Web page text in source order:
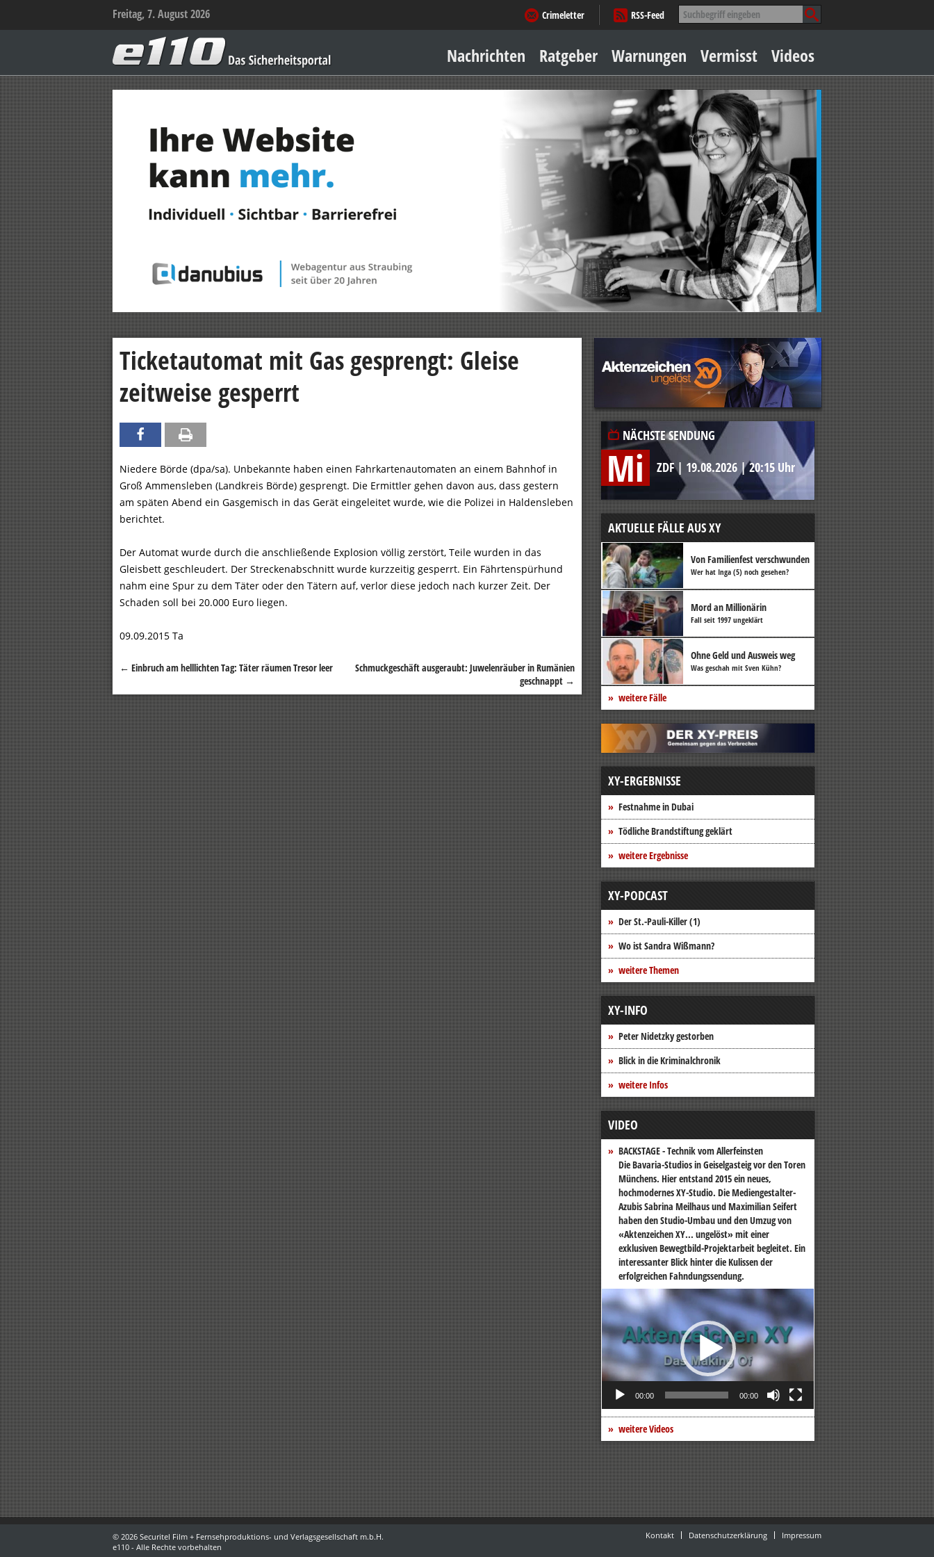
Freitag, 7. August 2026 Suche
nach:
Crimeletter
RSS-Feed
–
Das
Sicherheitsportal
Inhalt
springen
Nachrichten Ratgeber
Sicher zu Hause
Geld & Einkauf
Amore & mehr
Mobiles Leben
Arbeitsleben
Warnungen Vermisst Videos
Ticketautomat mit Gas gesprengt: Gleise
zeitweise gesperrt
Niedere Börde (dpa/sa). Unbekannte haben einen Fahrkartenautomaten an einem Bahnhof in
Groß Ammensleben (Landkreis Börde) gesprengt. Die Ermittler gehen davon aus, dass gestern
am späten Abend ein Gasgemisch in das Gerät eingeleitet wurde, wie die Polizei in Haldensleben
berichtet.
Der Automat wurde durch die anschließende Explosion völlig zerstört, Teile wurden in das
Gleisbett geschleudert. Der Streckenabschnitt wurde kurzzeitig gesperrt. Ein Fährtenspürhund
nahm eine Spur zu dem Täter oder den Tätern auf, verlor diese jedoch nach kurzer Zeit. Der
Schaden soll bei 20.000 Euro liegen.
09.09.2015 Ta
Beitragsnavigation
← Einbruch am helllichten Tag: Täter räumen Tresor leer
Schmuckgeschäft ausgeraubt: Juwelenräuber in Rumänien
geschnappt →
NÄCHSTE SENDUNG
Mi ZDF| 19.08.2026 |20:15 Uhr
AKTUELLE FÄLLE AUS XY
Von Familienfest verschwunden
Wer hat Inga (5) noch gesehen?
Mord an Millionärin
Fall seit 1997 ungeklärt
Ohne Geld und Ausweis weg
Was geschah mit Sven Kühn?
weitere Fälle
XY-ERGEBNISSE
Festnahme in Dubai
Tödliche Brandstiftung geklärt
weitere Ergebnisse
XY-PODCAST
Der St.-Pauli-Killer (1)
Wo ist Sandra Wißmann?
weitere Themen
XY-INFO
Peter Nidetzky gestorben
Blick in die Kriminalchronik
weitere Infos
VIDEO
BACKSTAGE - Technik vom Allerfeinsten
Die Bavaria-Studios in Geiselgasteig vor den Toren
Münchens. Hier entstand 2015 ein neues,
hochmodernes XY-Studio. Die Mediengestalter-
Azubis Sabrina Meilhaus und Maximilian Seifert
haben den Studio-Umbau und den Umzug von
«Aktenzeichen XY... ungelöst» mit einer
exklusiven Bewegtbild-Projektarbeit begleitet. Ein
interessanter Blick hinter die Kulissen der
erfolgreichen Fahndungssendung.
Video-
Player
00:00 00:00
weitere Videos
© 2026 Securitel Film + Fernsehproduktions- und Verlagsgesellschaft m.b.H.
e110 - Alle Rechte vorbehalten
Kontakt Datenschutzerklärung Impressum